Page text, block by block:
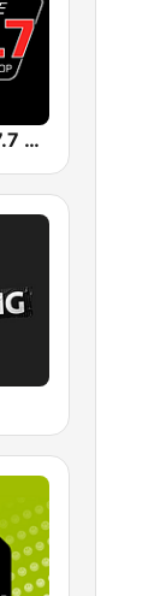
Die Neue 107.7 FM